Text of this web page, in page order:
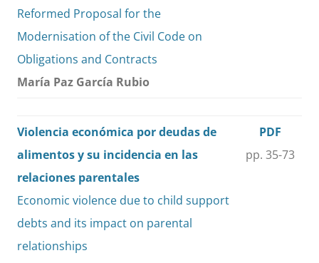
Reformed Proposal for the
Modernisation of the Civil Code on
Obligations and Contracts
María Paz García Rubio
Violencia económica por deudas de
alimentos y su incidencia en las
relaciones parentales
Economic violence due to child support
debts and its impact on parental
relationships
PDF
pp. 35-73